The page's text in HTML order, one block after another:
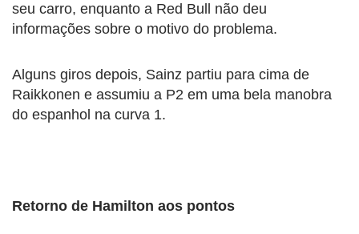
seu carro, enquanto a Red Bull não deu
informações sobre o motivo do problema.
Alguns giros depois, Sainz partiu para cima de
Raikkonen e assumiu a P2 em uma bela manobra
do espanhol na curva 1.
Retorno de Hamilton aos pontos